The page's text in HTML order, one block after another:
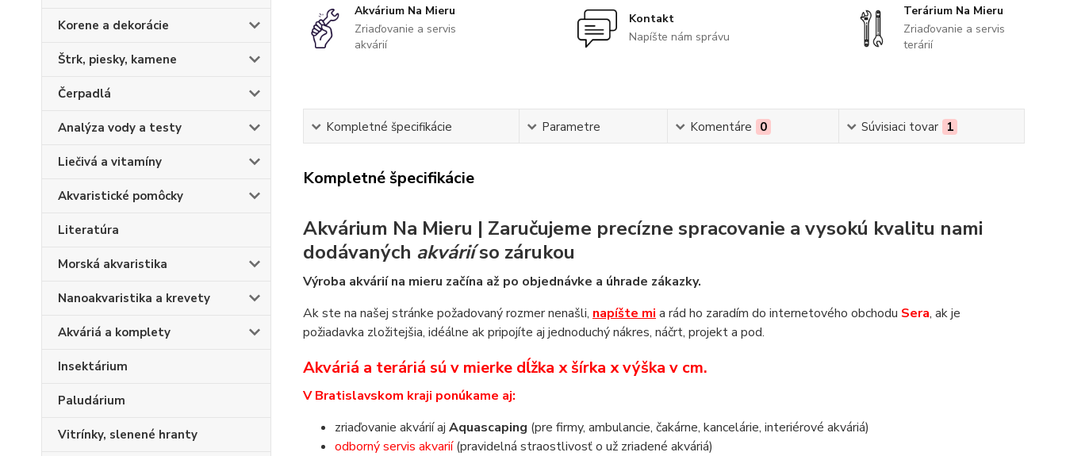
Korene a dekorácie
Štrk, piesky, kamene
Čerpadlá
Analýza vody a testy
Liečivá a vitamíny
Akvaristické pomôcky
Literatúra
Morská akvaristika
Nanoakvaristika a krevety
Akváriá a komplety
Insektárium
Paludárium
Vitrínky, slenené hranty
Akvárium Na Mieru
Zriaďovanie a servis
akvárií
Kontakt
Napíšte nám správu
Terárium Na Mieru
Zriaďovanie a servis
terárií
Kompletné špecifikácie Parametre Komentáre 0 Súvisiaci tovar 1
Kompletné špecifikácie
Akvárium Na Mieru | Zaručujeme precízne spracovanie a vysokú kvalitu nami
dodávaných akváriíso zárukou
Výroba akvárií na mieru začína až po objednávke a úhrade zákazky.
Ak ste na našej stránke požadovaný rozmer nenašli, napíšte mi a rád ho zaradím do internetového obchodu Sera, ak je
požiadavka zložitejšia, idéálne ak pripojíte aj jednoduchý nákres, náčrt, projekt a pod.
Akváriá a teráriá sú v mierke dĺžka x šírka x výška v cm.
V Bratislavskom kraji ponúkame aj:
zriaďovanie akvárií aj Aquascaping (pre firmy, ambulancie, čakárne, kancelárie, interiérové akváriá)
odborný servis akvarií(pravidelná straostlivosť o už zriadené akváriá)